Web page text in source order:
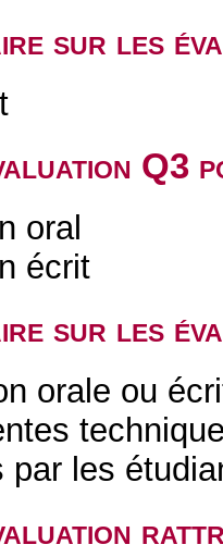
sur les
Q3
oral
écrit
sur les
orale ou
par les